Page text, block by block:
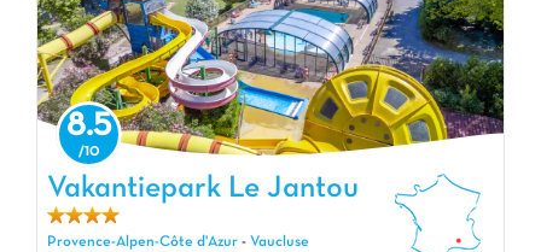
Vakantiepark Le Jantou, Vakantiepark Provence-Alpen-Côte d'Azur
8.5
Vakantiepark Le Jantou
Provence-Alpen-Côte d'Azur - Vaucluse